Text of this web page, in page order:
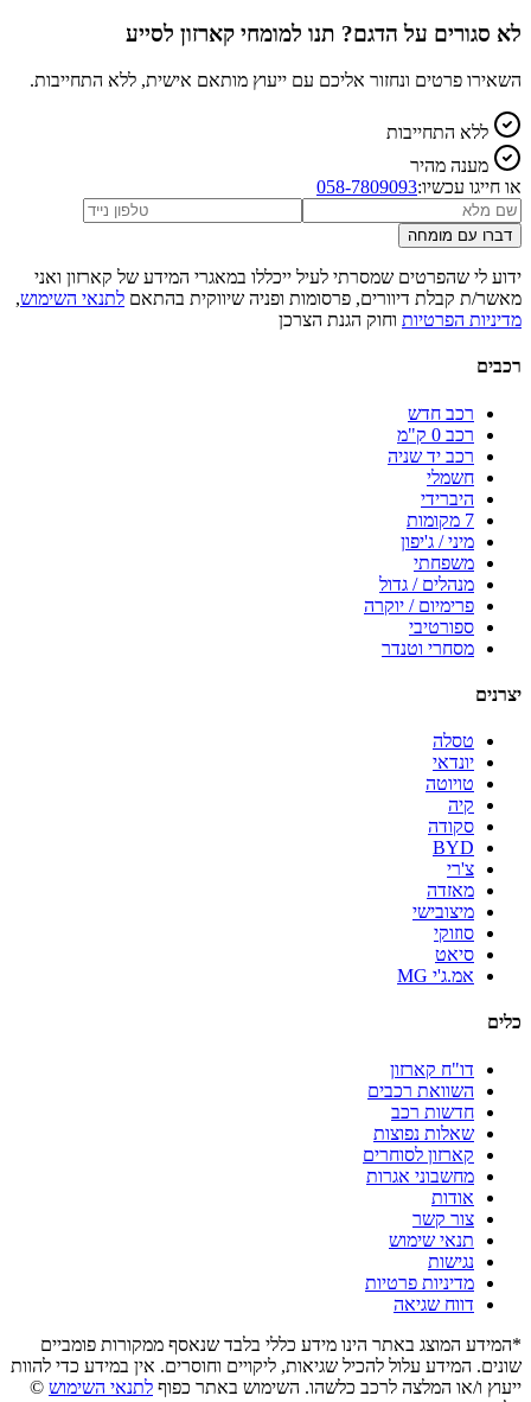
לא סגורים על הדגם? תנו למומחי קארזון לסייע
השאירו פרטים ונחזור אליכם עם ייעוץ מותאם אישית, ללא התחייבות.
ללא התחייבות
מענה מהיר
או חייגו עכשיו:058-7809093
דברו עם מומחה
ידוע לי שהפרטים שמסרתי לעיל ייכללו במאגרי המידע של קארזון ואני
מאשר/ת קבלת דיוורים, פרסומות ופניה שיווקית בהתאם לתנאי השימוש,
מדיניות הפרטיות וחוק הגנת הצרכן
רכבים
רכב חדש
רכב 0 ק"מ
רכב יד שניה
חשמלי
היברידי
7 מקומות
מיני / ג'יפון
משפחתי
מנהלים / גדול
פרימיום / יוקרה
ספורטיבי
מסחרי וטנדר
יצרנים
טסלה
יונדאי
טויוטה
קיה
סקודה
BYD
צ'רי
מאזדה
מיצובישי
סוזוקי
סיאט
אמ.ג'י MG
כלים
דו"ח קארזון
השוואת רכבים
חדשות רכב
שאלות נפוצות
קארזון לסוחרים
מחשבוני אגרות
אודות
צור קשר
תנאי שימוש
נגישות
מדיניות פרטיות
דווח שגיאה
*המידע המוצג באתר הינו מידע כללי בלבד שנאסף ממקורות פומביים
שונים. המידע עלול להכיל שגיאות, ליקויים וחוסרים. אין במידע כדי להוות
ייעוץ ו/או המלצה לרכב כלשהו. השימוש באתר כפוף לתנאי השימוש ©